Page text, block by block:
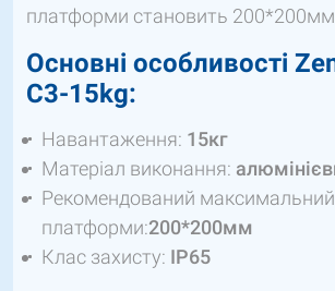
платформи становить
Основні особливості
C3-15kg:
Навантаження: 15кг
Матеріал виконання:
Рекомендований максимальний
платформи:200*200мм
Клас захисту: IP65